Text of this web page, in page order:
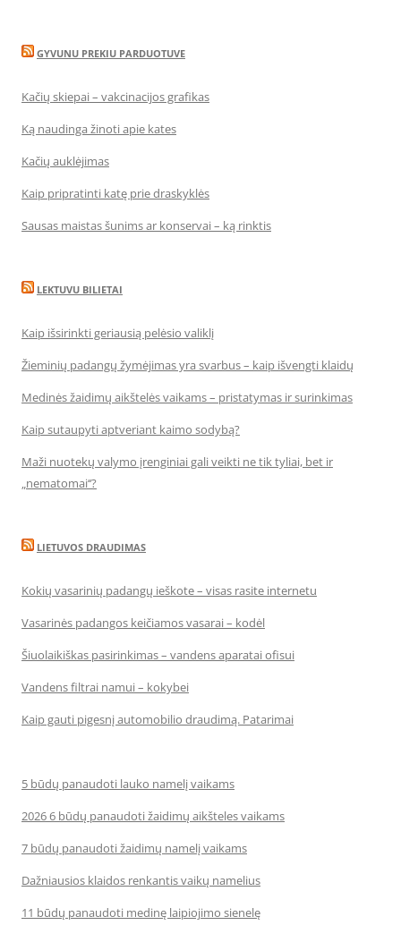
GYVUNU PREKIU PARDUOTUVE
Kačių skiepai – vakcinacijos grafikas
Ką naudinga žinoti apie kates
Kačių auklėjimas
Kaip pripratinti katę prie draskyklės
Sausas maistas šunims ar konservai – ką rinktis
LEKTUVU BILIETAI
Kaip išsirinkti geriausią pelėsio valiklį
Žieminių padangų žymėjimas yra svarbus – kaip išvengti klaidų
Medinės žaidimų aikštelės vaikams – pristatymas ir surinkimas
Kaip sutaupyti aptveriant kaimo sodybą?
Maži nuotekų valymo įrenginiai gali veikti ne tik tyliai, bet ir
„nematomai‘‘?
LIETUVOS DRAUDIMAS
Kokių vasarinių padangų ieškote – visas rasite internetu
Vasarinės padangos keičiamos vasarai – kodėl
Šiuolaikiškas pasirinkimas – vandens aparatai ofisui
Vandens filtrai namui – kokybei
Kaip gauti pigesnį automobilio draudimą. Patarimai
5 būdų panaudoti lauko namelį vaikams
2026 6 būdų panaudoti žaidimų aikšteles vaikams
7 būdų panaudoti žaidimų namelį vaikams
Dažniausios klaidos renkantis vaikų namelius
11 būdų panaudoti medinę laipiojimo sienelę